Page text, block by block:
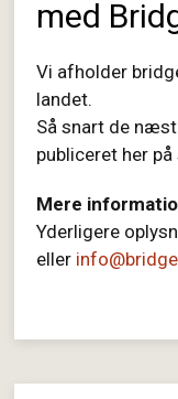
med
Vi afholder
landet.
Så snart de
publiceret her på
Mere
Yderligere
eller